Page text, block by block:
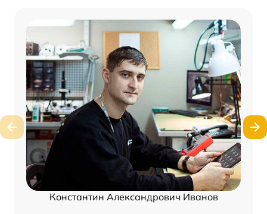
Константин Александрович Иванов